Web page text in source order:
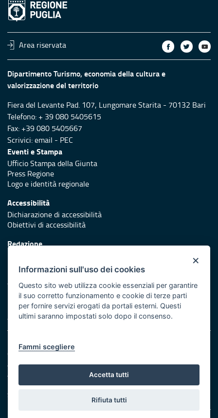
Area riservata
Dipartimento Turismo, economia della cultura e
valorizzazione del territorio
Fiera del Levante Pad. 107, Lungomare Starita - 70132 Bari
Telefono: + 39 080 5405615
Fax: +39 080 5405667
Scrivici:email - PEC
Eventi e Stampa
Ufficio Stampa della Giunta
Press Regione
Logo e identità regionale
Accessibilità
Dichiarazione di accessibilità
Obiettivi di accessibilità
Redazione
Protezione civile
Vai al sito di Protezione Civile Puglia
Iniziativa finanziata con risorse del POR Puglia 2014/2020 -
Asse XI
Note legali
Cookie e privacy
Amministrazione trasparente
Atti di notifica
Feed RSS
Servizi intranet
×
Informazioni sull'uso dei cookies
Questo sito web utilizza cookie essenziali per garantire
il suo corretto funzionamento e cookie di terze parti
per fornire servizi erogati da portali esterni. Questi
ultimi saranno impostati solo dopo il consenso.
Fammi scegliere
Accetta tutti
Rifiuta tutti